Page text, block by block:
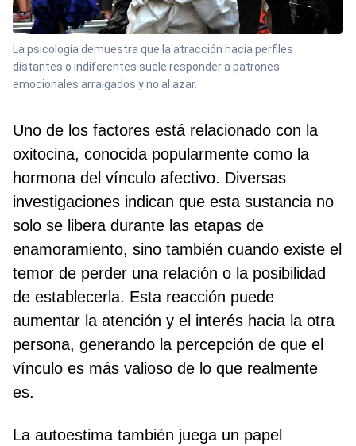
La psicología demuestra que la atracción hacia perfiles
distantes o indiferentes suele responder a patrones
emocionales arraigados y no al azar.
Uno de los factores está relacionado con la
oxitocina, conocida popularmente como la
hormona del vínculo afectivo. Diversas
investigaciones indican que esta sustancia no
solo se libera durante las etapas de
enamoramiento, sino también cuando existe el
temor de perder una relación o la posibilidad
de establecerla. Esta reacción puede
aumentar la atención y el interés hacia la otra
persona, generando la percepción de que el
vínculo es más valioso de lo que realmente
es.
La autoestima también juega un papel